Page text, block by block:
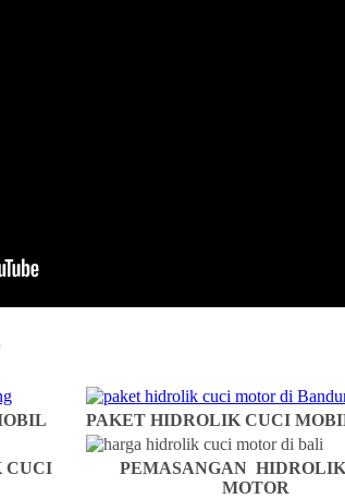
PAKET HIDROLIK CUCI
CUCI
PEMASANGAN
MOTOR